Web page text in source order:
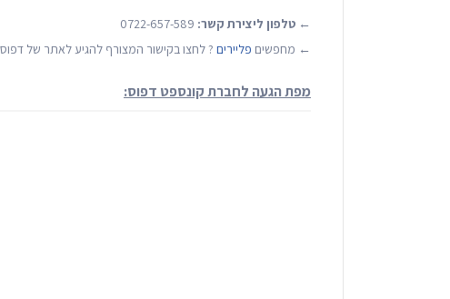
← טלפון ליצירת קשר:
← מחפשים פליירים ? לחצו בקישור המצורף להגיע לאתר של
מפת הגעה לחברת קונספט דפוס: